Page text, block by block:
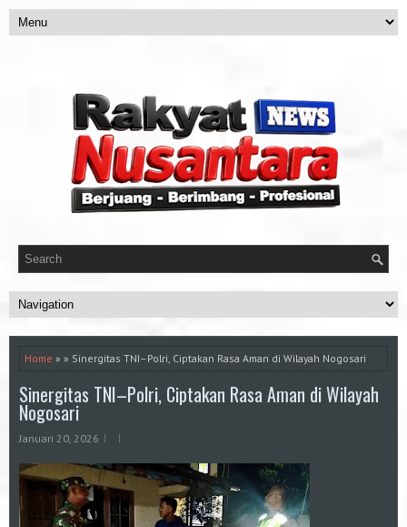
Home » » Sinergitas TNI–Polri, Ciptakan Rasa Aman di Wilayah Nogosari
Sinergitas TNI–Polri, Ciptakan Rasa Aman di Wilayah
Nogosari
Januari 20, 2026